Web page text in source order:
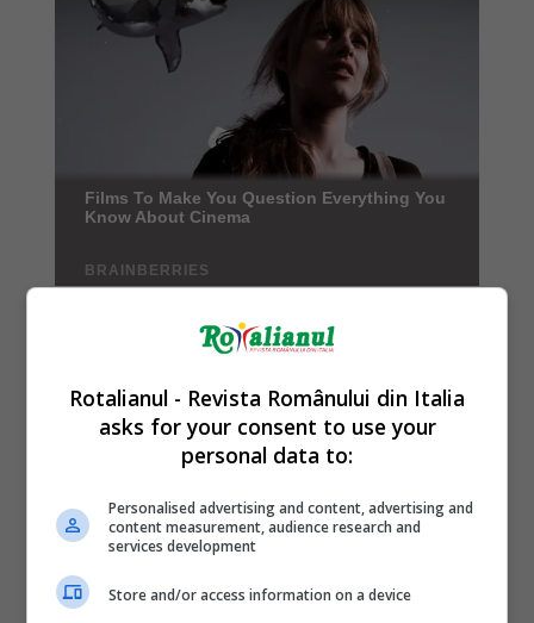
Rotalianul - Revista Românului din Italia
asks for your consent to use your
personal data to:
Personalised advertising and content, advertising and
content measurement, audience research and
services development
Store and/or access information on a device